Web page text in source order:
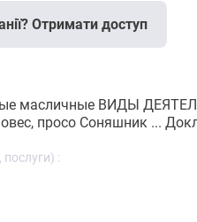
Отримати доступ
масличные ВИДЫ
просо Соняшник ...
послуги) :